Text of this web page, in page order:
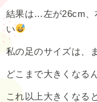
結果は…左が26cm、
い
私の足のサイズは、
どこまで大きくなる
これ以上大きくなる